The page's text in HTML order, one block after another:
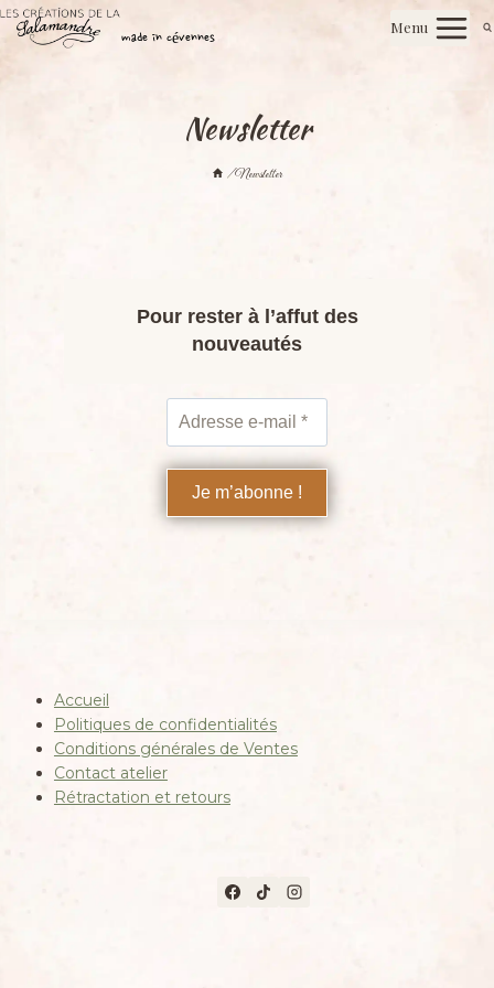
Aller
au
made in cévennes
Menu
Newsletter
/Newsletter
Pour rester à l’affut des
nouveautés
Accueil
Politiques de confidentialités
Conditions générales de Ventes
Contact atelier
Rétractation et retours